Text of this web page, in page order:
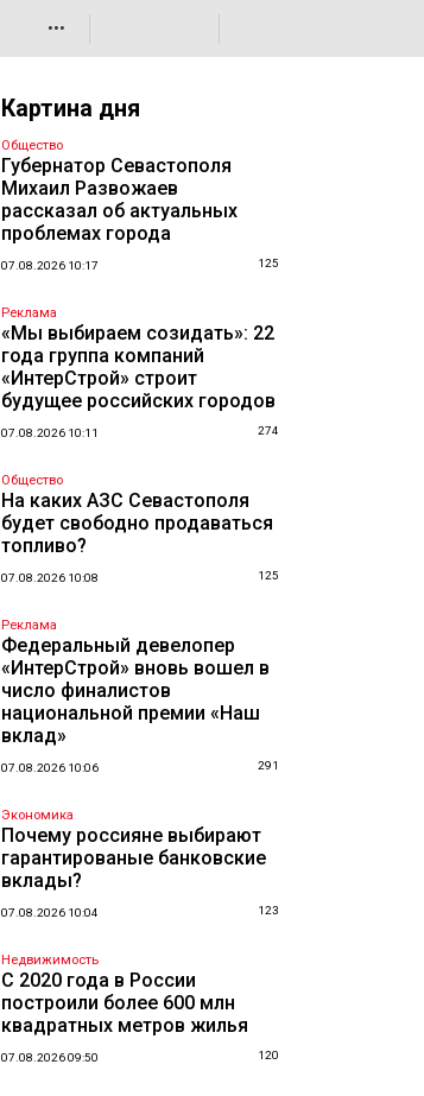
•••
Картина дня
Общество
Губернатор Севастополя
Михаил Развожаев
рассказал об актуальных
проблемах города
07.08.2026 10:17 125
Реклама
«Мы выбираем созидать»: 22
года группа компаний
«ИнтерСтрой» строит
будущее российских городов
07.08.2026 10:11 274
Общество
На каких АЗС Севастополя
будет свободно продаваться
топливо?
07.08.2026 10:08 125
Реклама
Федеральный девелопер
«ИнтерСтрой» вновь вошел в
число финалистов
национальной премии «Наш
вклад»
07.08.2026 10:06 291
Экономика
Почему россияне выбирают
гарантированые банковские
вклады?
07.08.2026 10:04 123
Недвижимость
С 2020 года в России
построили более 600 млн
квадратных метров жилья
07.08.2026 09:50 120